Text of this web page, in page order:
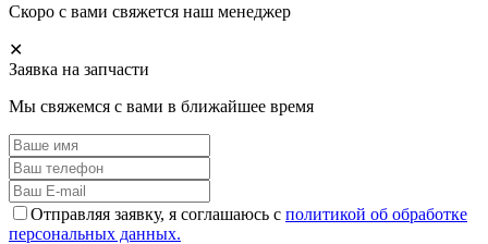
Скоро с вами свяжется наш менеджер
✕
Заявка на запчасти
Мы свяжемся с вами в ближайшее время
Отправляя заявку, я соглашаюсь с политикой об обработке
персональных данных.